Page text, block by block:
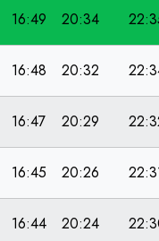
16:49 20:34
16:48 20:32
16:47 20:29
16:45 20:26
16:44 20:24